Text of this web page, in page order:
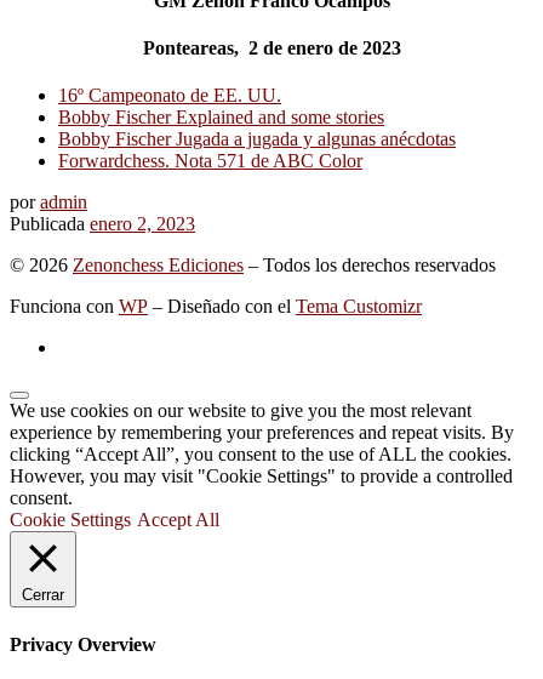
Ponteareas, 2 de enero de 2023
16º Campeonato de EE. UU.
Bobby Fischer Explained and some stories
Bobby Fischer Jugada a jugada y algunas anécdotas
Forwardchess. Nota 571 de ABC Color
poradmin
Publicada enero 2, 2023
© 2026 Zenonchess Ediciones – Todos los derechos reservados
Funciona con WP – Diseñado con el Tema Customizr
We use cookies on our website to give you the most relevant
experience by remembering your preferences and repeat visits. By
clicking “Accept All”, you consent to the use of ALL the cookies.
However, you may visit "Cookie Settings" to provide a controlled
consent.
Cookie Settings Accept All
Cerrar
Privacy Overview